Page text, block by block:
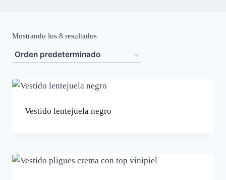
Mostrando los 8 resultados
Vestido lentejuela negro